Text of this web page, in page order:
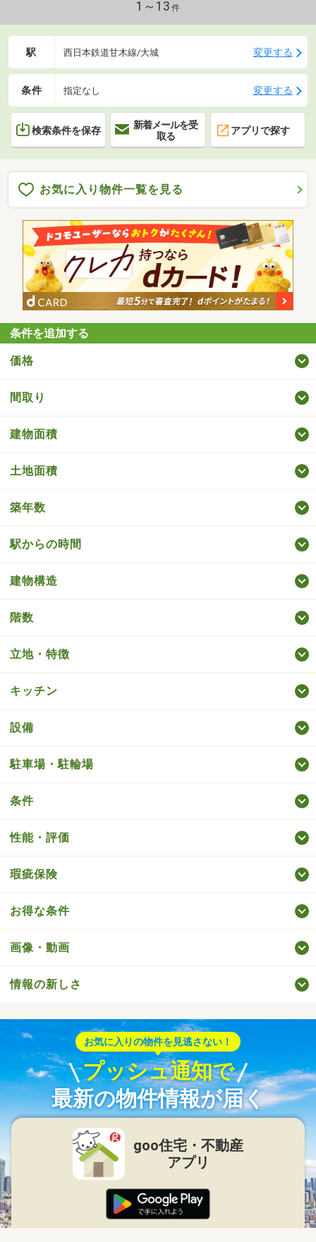
1～13 件
駅 西日本鉄道甘木線/大城 変更する
条件 指定なし 変更する
検索条件を保存
新着メールを受
取る
アプリで探す
お気に入り物件一覧を見る
条件を追加する
価格
間取り
建物面積
土地面積
築年数
駅からの時間
建物構造
階数
立地・特徴
キッチン
設備
駐車場・駐輪場
条件
性能・評価
瑕疵保険
お得な条件
画像・動画
情報の新しさ
お気に入りの物件を見逃さない！
プッシュ通知で
最新の物件情報が届く
goo住宅・不動産
アプリ